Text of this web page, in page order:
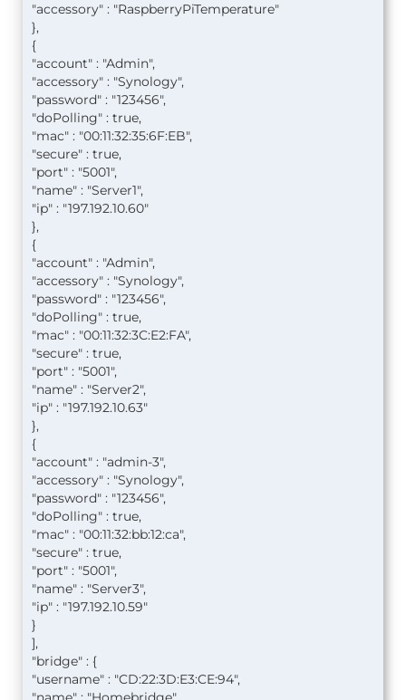
"accessory" : "RaspberryPiTemperature"
},
{
"account" : "Admin",
"accessory" : "Synology",
"password" : "123456",
"doPolling" : true,
"mac" : "00:11:32:35:6F:EB",
"secure" : true,
"port" : "5001",
"name" : "Server1",
"ip" : "197.192.10.60"
},
{
"account" : "Admin",
"accessory" : "Synology",
"password" : "123456",
"doPolling" : true,
"mac" : "00:11:32:3C:E2:FA",
"secure" : true,
"port" : "5001",
"name" : "Server2",
"ip" : "197.192.10.63"
},
{
"account" : "admin-3",
"accessory" : "Synology",
"password" : "123456",
"doPolling" : true,
"mac" : "00:11:32:bb:12:ca",
"secure" : true,
"port" : "5001",
"name" : "Server3",
"ip" : "197.192.10.59"
}
],
"bridge" : {
"username" : "CD:22:3D:E3:CE:94",